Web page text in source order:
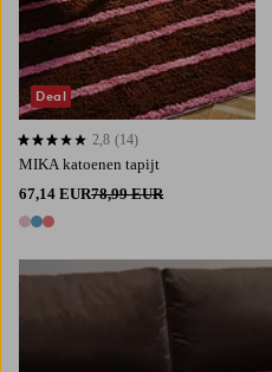
MIKA katoenen tapijt
67,14 EUR78,99 EUR
3 kleuren
2,8 op basis van 14 beoordelingen
2,8 (14)
Deal